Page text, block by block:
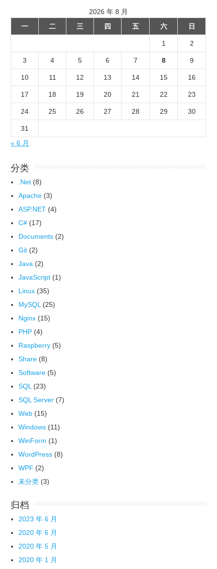
2026 年 8 月
一
二 三 四 五 六 日
1 2
3 4 5 6 7 8 9
10 11 12 13 14 15 16
17 18 19 20 21 22 23
24 25 26 27 28 29 30
31
« 6 月
分类
.Net (8)
Apache (3)
ASP.NET (4)
C# (17)
Documents (2)
Git (2)
Java (2)
JavaScript (1)
Linux (35)
MySQL (25)
Nginx (15)
PHP (4)
Raspberry (5)
Share (8)
Software (5)
SQL (23)
SQL Server (7)
Web (15)
Windows (11)
WinForm (1)
WordPress (8)
WPF (2)
未分类 (3)
归档
2023 年 6 月
2020 年 6 月
2020 年 5 月
2020 年 1 月